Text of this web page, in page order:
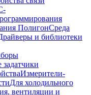
ПолигонСреда
и библиотеки
Измерители-
Для холодильного
вентиляции и